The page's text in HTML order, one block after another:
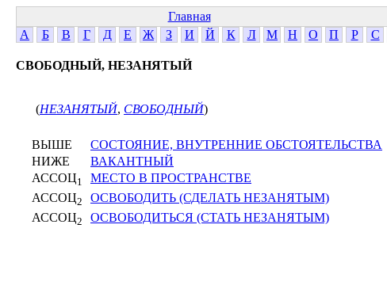
Главная
А
Б В Г Д Е Ж З И Й К Л М Н О П Р С
СВОБОДНЫЙ, НЕЗАНЯТЫЙ
(НЕЗАНЯТЫЙ, СВОБОДНЫЙ)
ВЫШЕ
СОСТОЯНИЕ, ВНУТРЕННИЕ ОБСТОЯТЕЛЬСТВА
НИЖЕ
ВАКАНТНЫЙ
АССОЦ1
МЕСТО В ПРОСТРАНСТВЕ
АССОЦ2
ОСВОБОДИТЬ (СДЕЛАТЬ НЕЗАНЯТЫМ)
АССОЦ2 ОСВОБОДИТЬСЯ (СТАТЬ НЕЗАНЯТЫМ)